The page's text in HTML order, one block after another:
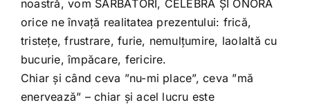
noastră, vom SĂRBĂTORI, CELEBRA ȘI ONORA
orice ne învață realitatea prezentului: frică,
tristețe, frustrare, furie, nemulțumire, laolaltă cu
bucurie, împăcare, fericire.
Chiar și când ceva ”nu-mi place”, ceva ”mă
enervează” – chiar și acel lucru este